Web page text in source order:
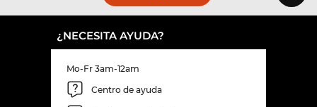
¿NECESITA AYUDA?
Mo-Fr 3am-12am
Centro de ayuda